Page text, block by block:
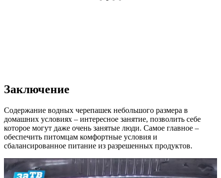
Заключение
Содержание водных черепашек небольшого размера в
домашних условиях – интересное занятие, позволить себе
которое могут даже очень занятые люди. Самое главное –
обеспечить питомцам комфортные условия и
сбалансированное питание из разрешенных продуктов.